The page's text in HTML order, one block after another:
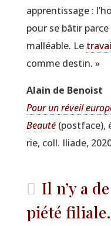
appren­tis­sage :
pour se bâtir
mal­léable. Le
comme destin. »
Alain de Benoist
Pour un réveil
Beau­té(post­face),
rie, coll. Iliade,
Il n’y a
piété